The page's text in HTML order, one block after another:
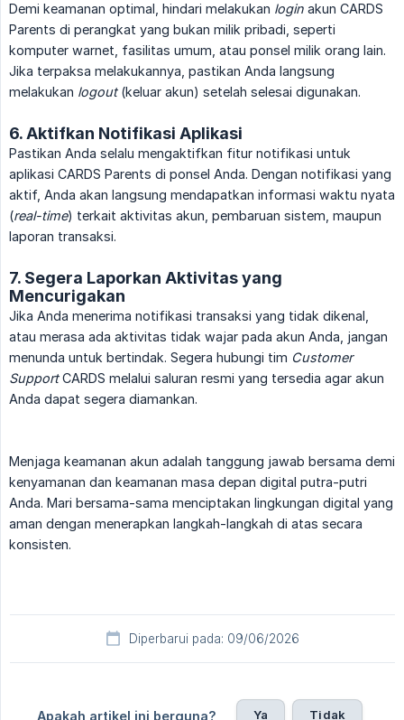
Demi keamanan optimal, hindari melakukan login akun CARDS
Parents di perangkat yang bukan milik pribadi, seperti
komputer warnet, fasilitas umum, atau ponsel milik orang lain.
Jika terpaksa melakukannya, pastikan Anda langsung
melakukan logout(keluar akun) setelah selesai digunakan.
6. Aktifkan Notifikasi Aplikasi
Pastikan Anda selalu mengaktifkan fitur notifikasi untuk
aplikasi CARDS Parents di ponsel Anda. Dengan notifikasi yang
aktif, Anda akan langsung mendapatkan informasi waktu nyata
(real-time) terkait aktivitas akun, pembaruan sistem, maupun
laporan transaksi.
7. Segera Laporkan Aktivitas yang
Mencurigakan
Jika Anda menerima notifikasi transaksi yang tidak dikenal,
atau merasa ada aktivitas tidak wajar pada akun Anda, jangan
menunda untuk bertindak. Segera hubungi tim Customer
SupportCARDS melalui saluran resmi yang tersedia agar akun
Anda dapat segera diamankan.
Menjaga keamanan akun adalah tanggung jawab bersama demi
kenyamanan dan keamanan masa depan digital putra-putri
Anda. Mari bersama-sama menciptakan lingkungan digital yang
aman dengan menerapkan langkah-langkah di atas secara
konsisten.
Diperbarui pada: 09/06/2026
Apakah artikel ini berguna? Ya Tidak